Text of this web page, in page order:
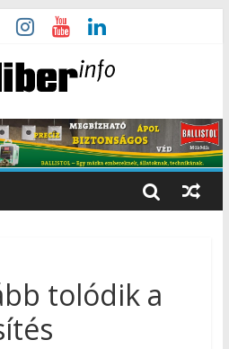
tolódik a